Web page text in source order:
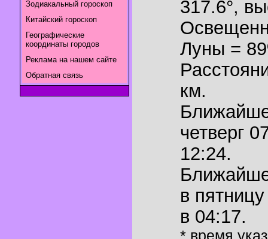
Зодиакальный гороскоп
Китайский гороскоп
Географические
координаты городов
Реклама на нашем сайте
Обратная связь
317.6°,
Луны =
км.
четверг
12:24.
в
в 04:17.
* время